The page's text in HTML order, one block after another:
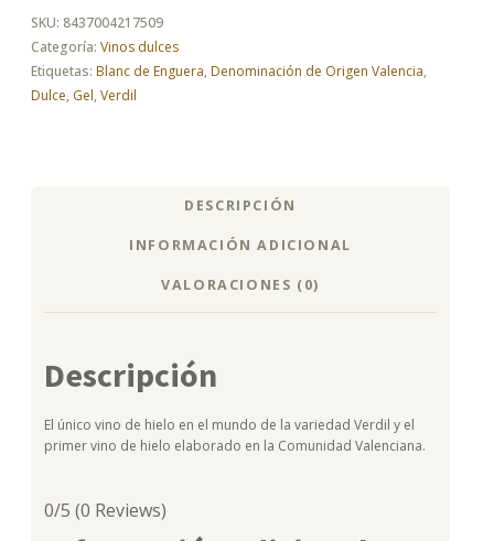
de
Gel
cantidad
SKU: 8437004217509
Categoría: Vinos dulces
Etiquetas: Blanc de Enguera, Denominación de Origen Valencia,
Dulce, Gel,Verdil
DESCRIPCIÓN
INFORMACIÓN ADICIONAL
VALORACIONES (0)
Descripción
El único vino de hielo en el mundo de la variedad Verdil y el
primer vino de hielo elaborado en la Comunidad Valenciana.
0/5 (0 Reviews)